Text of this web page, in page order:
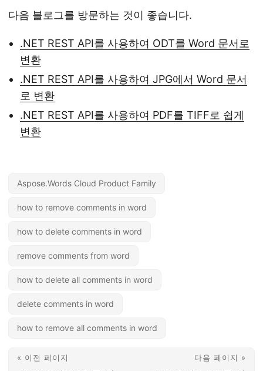
다음 블로그를 방문하는 것이 좋습니다.
.NET REST API를 사용하여 ODT를 Word 문서로
변환
.NET REST API를 사용하여 JPG에서 Word 문서
로 변환
.NET REST API를 사용하여 PDF를 TIFF로 쉽게
변환
Aspose.Words Cloud Product Family
how to remove comments in word
how to delete comments in word
remove comments from word
how to delete all comments in word
delete comments in word
how to remove all comments in word
« 이전 페이지 다음 페이지 »